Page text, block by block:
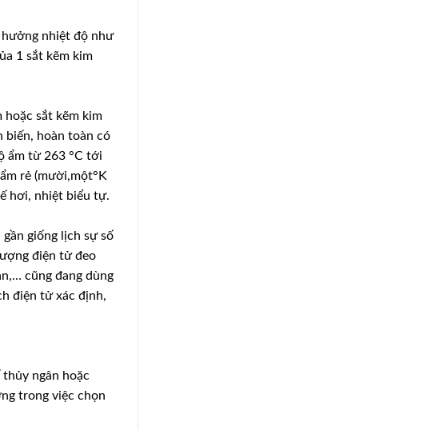
nhiệt độ như
1 sắt kẽm kim
hoặc sắt kẽm kim
biến, hoàn toàn có
ẩm từ 263 °C tới
rẻ (mười,một°K
hơi, nhiệt biểu tự.
giống lịch sự số
điện tử đeo
cũng đang dùng
điện tử xác định,
ngân hoặc
trong việc chọn